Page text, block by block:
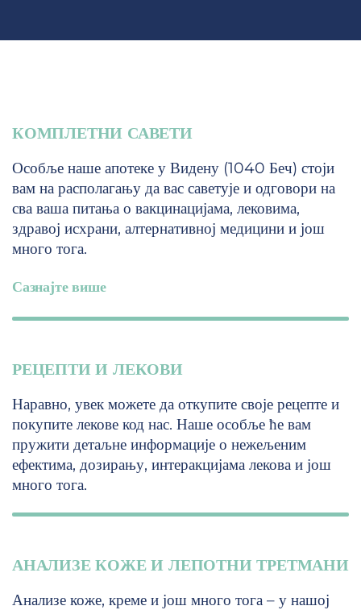
КОМПЛЕТНИ САВЕТИ
Особље наше апотеке у Видену (1040 Беч) стоји
вам на располагању да вас саветује и одговори на
сва ваша питања о вакцинацијама, лековима,
здравој исхрани, алтернативној медицини и још
много тога.
Сазнајте више
РЕЦЕПТИ И ЛЕКОВИ
Наравно, увек можете да откупите своје рецепте и
покупите лекове код нас. Наше особље ће вам
пружити детаљне информације о нежељеним
ефектима, дозирању, интеракцијама лекова и још
много тога.
АНАЛИЗЕ КОЖЕ И ЛЕПОТНИ ТРЕТМАНИ
Анализе коже, креме и још много тога – у нашој